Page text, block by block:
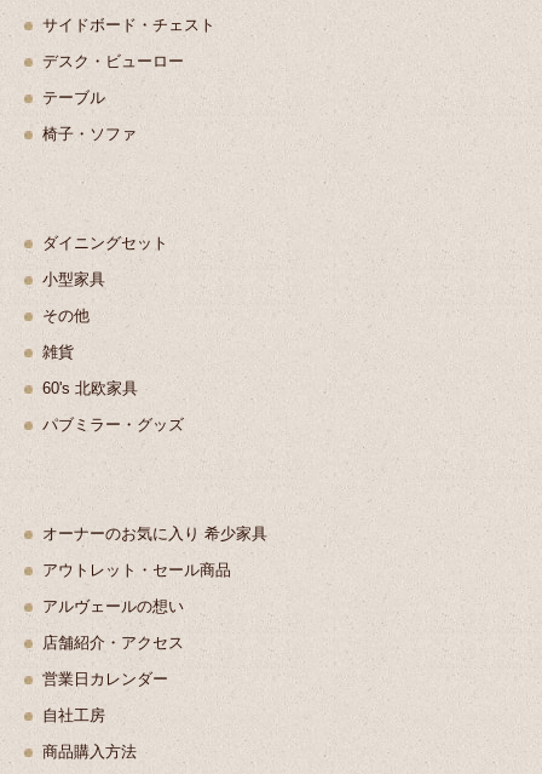
サイドボード・チェスト
デスク・ビューロー
テーブル
椅子・ソファ
ダイニングセット
小型家具
その他
雑貨
60's 北欧家具
パブミラー・グッズ
オーナーのお気に入り 希少家具
アウトレット・セール商品
アルヴェールの想い
店舗紹介・アクセス
営業日カレンダー
自社工房
商品購入方法